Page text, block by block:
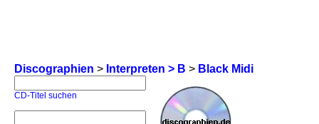
Discographien > Interpreten > B > Black Midi
CD-Titel suchen